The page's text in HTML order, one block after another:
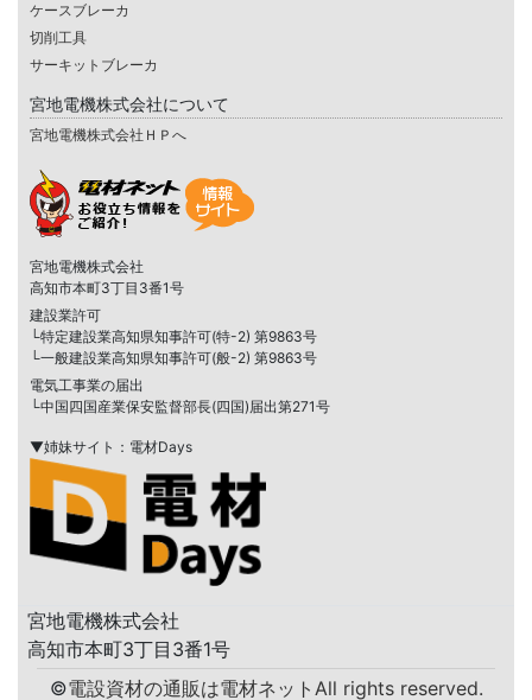
ケースブレーカ
切削工具
サーキットブレーカ
宮地電機株式会社について
宮地電機株式会社ＨＰへ
宮地電機株式会社
高知市本町3丁目3番1号
建設業許可
└特定建設業高知県知事許可(特-2) 第9863号
└一般建設業高知県知事許可(般-2) 第9863号
電気工事業の届出
└中国四国産業保安監督部長(四国)届出第271号
▼姉妹サイト：電材Days
宮地電機株式会社
高知市本町3丁目3番1号
©電設資材の通販は電材ネット All rights reserved.